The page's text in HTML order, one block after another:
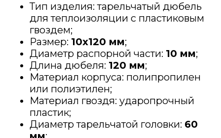
Тип изделия: тарельчатый дюбель
для теплоизоляции с пластиковым
гвоздем;
Размер: 10х120 мм;
Диаметр распорной части: 10 мм;
Длина дюбеля: 120 мм;
Материал корпуса: полипропилен
или полиэтилен;
Материал гвоздя: ударопрочный
пластик;
Диаметр тарельчатой головки: 60